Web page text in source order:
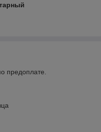
предоплате.